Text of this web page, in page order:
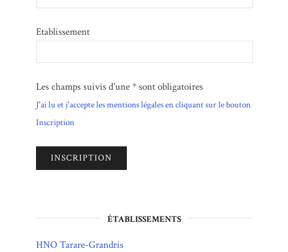
Etablissement
Les champs suivis d'une * sont obligatoires
J'ai lu et j'accepte les mentions légales en cliquant sur le bouton
Inscription
ÉTABLISSEMENTS
HNO Tarare-Grandris